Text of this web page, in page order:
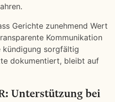
Gerichte zunehmend Wert
Kommunikation
kündigung sorgfältig
dokumentiert, bleibt auf
Unterstützung bei